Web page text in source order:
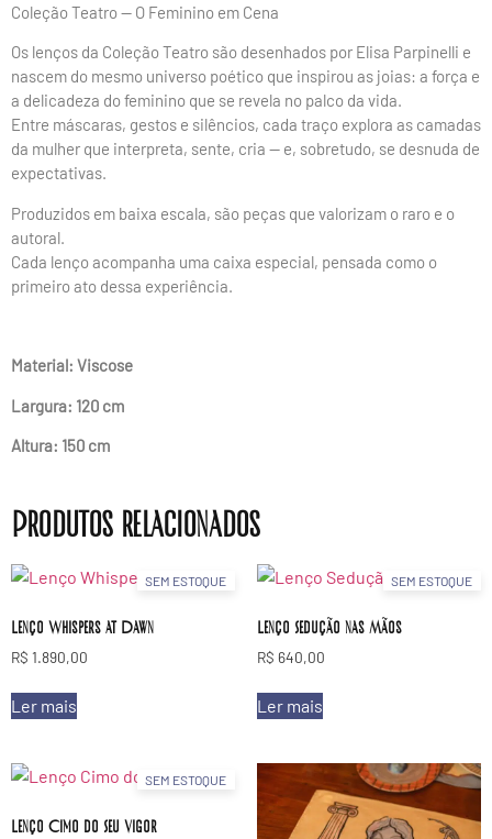
Coleção Teatro — O Feminino em Cena
Os lenços da Coleção Teatro são desenhados por Elisa Parpinelli e
nascem do mesmo universo poético que inspirou as joias: a força e
a delicadeza do feminino que se revela no palco da vida.
Entre máscaras, gestos e silêncios, cada traço explora as camadas
da mulher que interpreta, sente, cria — e, sobretudo, se desnuda de
expectativas.
Produzidos em baixa escala, são peças que valorizam o raro e o
autoral.
Cada lenço acompanha uma caixa especial, pensada como o
primeiro ato dessa experiência.
Material: Viscose
Largura: 120 cm
Altura: 150 cm
Produtos relacionados
SEM ESTOQUE
Lenço Whispers at Dawn
R$ 1.890,00
Ler mais
SEM ESTOQUE
Lenço Sedução nas Mãos
R$ 640,00
Ler mais
SEM ESTOQUE
Lenço Cimo do Seu Vigor